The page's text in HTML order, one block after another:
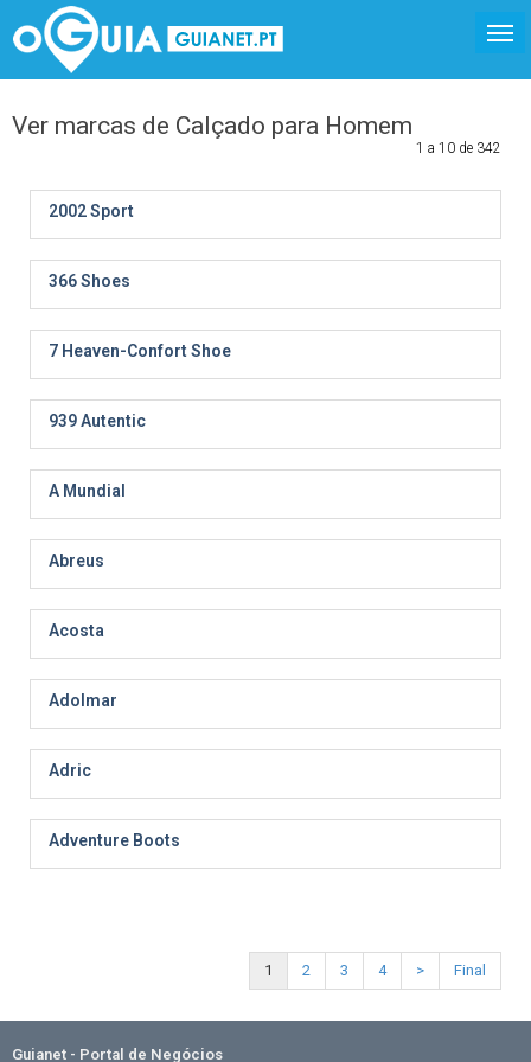
Ver marcas de Calçado para Homem
1 a 10 de 342
2002 Sport
366 Shoes
7 Heaven-Confort Shoe
939 Autentic
A Mundial
Abreus
Acosta
Adolmar
Adric
Adventure Boots
1 2 3 4 > Final
Guianet - Portal de Negócios